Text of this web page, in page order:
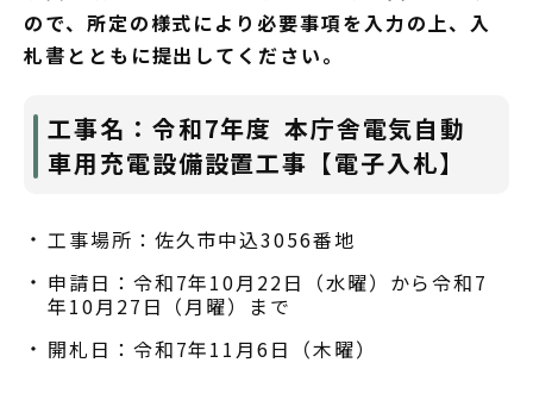
ので、所定の様式により必要事項を入力の上、入
札書とともに提出してください。
工事名：令和7年度 本庁舎電気自動
車用充電設備設置工事【電子入札】
工事場所：佐久市中込3056番地
申請日：令和7年10月22日（水曜）から令和7
年10月27日（月曜）まで
開札日：令和7年11月6日（木曜）